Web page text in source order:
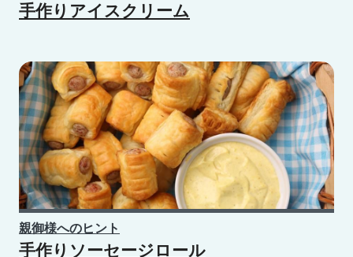
手作りアイスクリーム
親御様へのヒント
手作りソーセージロール